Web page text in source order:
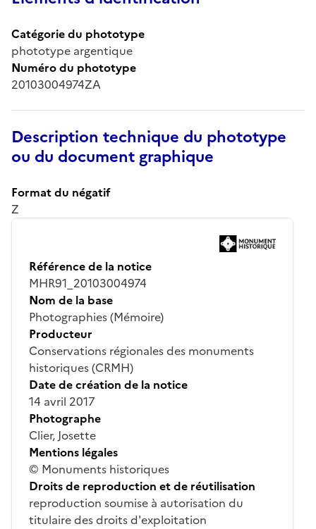
Catégorie du phototype
phototype argentique
Numéro du phototype
20103004974ZA
Description technique du phototype
ou du document graphique
Format du négatif
Z
Référence de la notice
MHR91_20103004974
Nom de la base
Photographies (Mémoire)
Producteur
Conservations régionales des monuments
historiques (CRMH)
Date de création de la notice
14 avril 2017
Photographe
Clier, Josette
Mentions légales
© Monuments historiques
Droits de reproduction et de réutilisation
reproduction soumise à autorisation du
titulaire des droits d'exploitation